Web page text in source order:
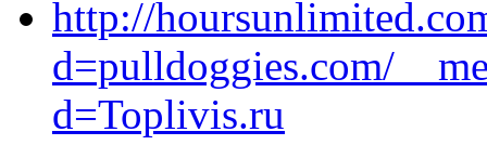
http://
d=pulldoggies.com/
d=Toplivis.ru